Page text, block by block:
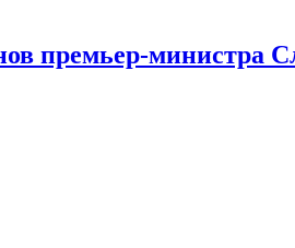
премьер-министра